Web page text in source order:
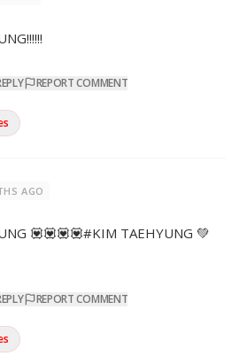
REPORT COMMENT
AGO
💟💟💟💟#KIM TAEHYUNG 💚
REPORT COMMENT